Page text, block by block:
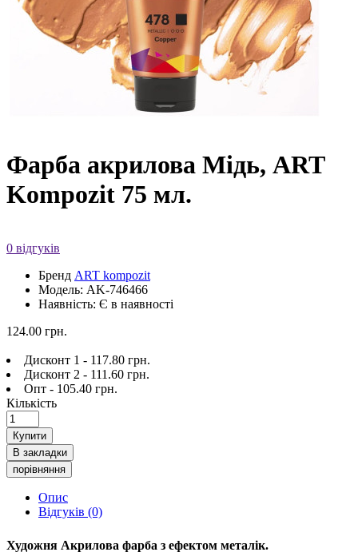
Фарба акрилова Мідь, ART
Kompozit 75 мл.
0 відгуків
Бренд ART kompozit
Модель: AK-746466
Наявність: Є в наявності
124.00 грн.
Дисконт 1 - 117.80 грн.
Дисконт 2 - 111.60 грн.
Опт - 105.40 грн.
Кількість
Купити
В закладки
порівняння
Опис
Відгуків (0)
Художня Акрилова фарба з ефектом металік.